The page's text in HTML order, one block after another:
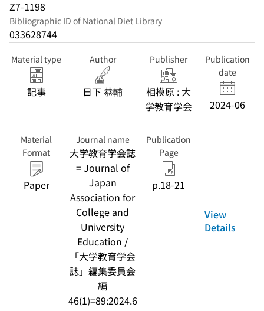
Z7-1198
Bibliographic ID of National Diet Library
033628744
Material type
記事
Author
日下 恭輔
Publisher
相模原 : 大
学教育学会
Publication
date
2024-06
Material
Format
Paper
Journal name
大学教育学会誌
= Journal of
Japan
Association for
College and
University
Education /
「大学教育学会
誌」編集委員会
編
46(1)=89:2024.6
Publication
Page
p.18-21
View
Details